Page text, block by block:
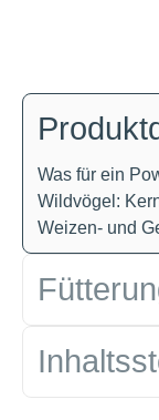
Was für ein
Wildvögel:
Weizen- und